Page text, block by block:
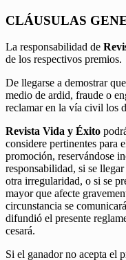
CLÁUSULAS
La responsabilidad de
de los respectivos premios.
De llegarse a demostrar
medio de ardid, fraude o
reclamar en la vía civil los
Revista Vida y Éxito
considere pertinentes para
promoción, reservándose
responsabilidad, si se
otra irregularidad, o si se
mayor que afecte
circunstancia se
difundió el presente
cesará.
Si el ganador no acepta el